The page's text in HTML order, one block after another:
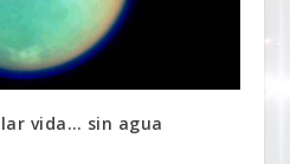
vida… sin agua